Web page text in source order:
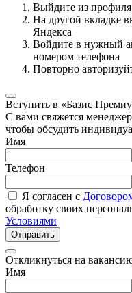
Выйдите из профиля
На другой вкладке
Яндекса
Войдите в нужный
номером телефона
Повторно
Вступить в «Базис
С вами свяжется
чтобы обсудить
Имя
Телефон
Я согласен с
обработку своих
Условиями
Отправить
Откликнуться на
Имя